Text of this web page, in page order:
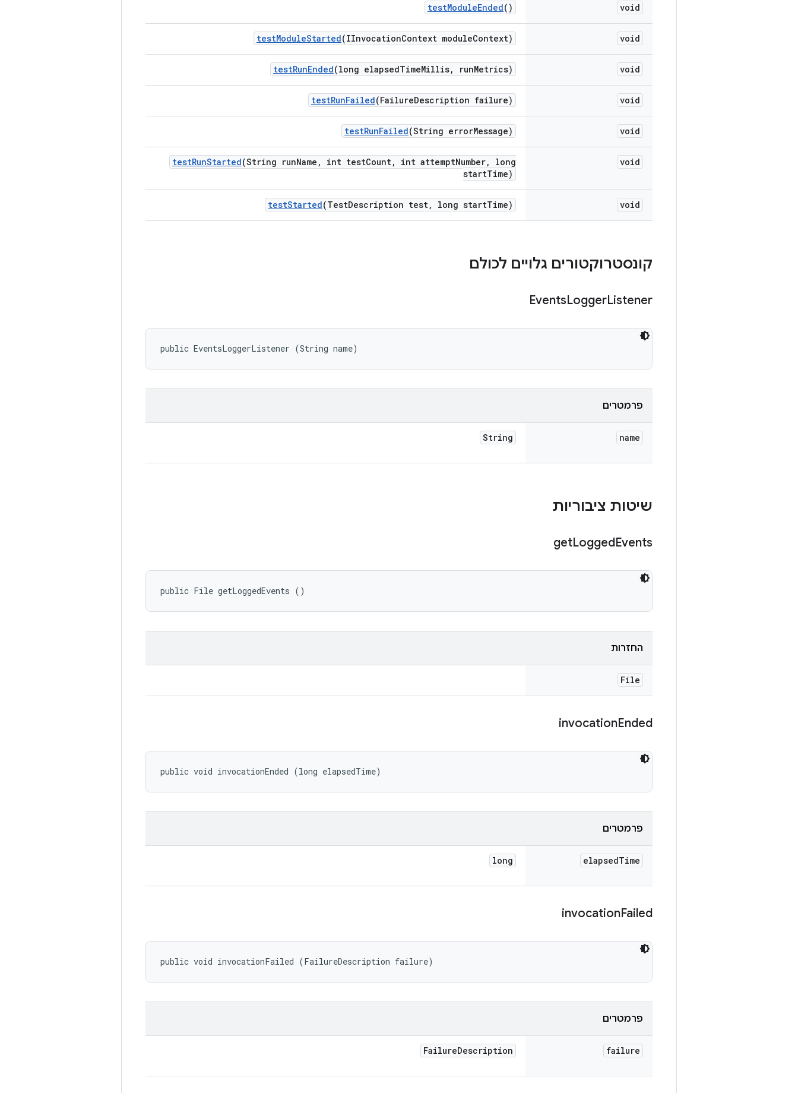
void
testModuleEnded()
void
testModuleStarted(IInvocationContext moduleContext)
void
testRunEnded(long elapsedTimeMillis, runMetrics)
void
testRunFailed(FailureDescription failure)
void
testRunFailed(String errorMessage)
void
testRunStarted(String runName , int testCount, int attemptNumber,
long
startTime)
void
testStarted(TestDescription test, long startTime)
קונסטרוקטורים גלויים לכולם
EventsLoggerListener
public EventsLoggerListener (String name)
פרמטרים
name
String
שיטות ציבוריות
getLoggedEvents
public File getLoggedEvents ()
החזרות
File
invocationEnded
public void invocationEnded (long elapsedTime)
פרמטרים
elapsedTime
long
invocationFailed
public void invocationFailed (FailureDescription failure)
פרמטרים
failure
FailureDescription